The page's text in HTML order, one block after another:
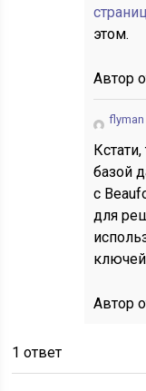
этом.
Автор
flyman
базой
с
для
Автор
1 ответ